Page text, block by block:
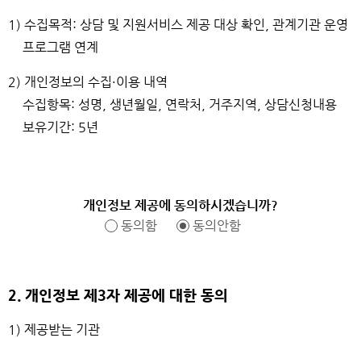
1) 수집목적: 상담 및 지원서비스 제공 대상 확인, 관계기관 운영
프로그램 연계
2) 개인정보의 수집·이용 내역
수집항목: 성명, 생년월일, 연락처, 거주지역, 상담신청내용
보유기간: 5년
개인정보 제공에 동의하시겠습니까?
동의함
동의안함
2. 개인정보 제3자 제공에 대한 동의
1) 제공받는 기관